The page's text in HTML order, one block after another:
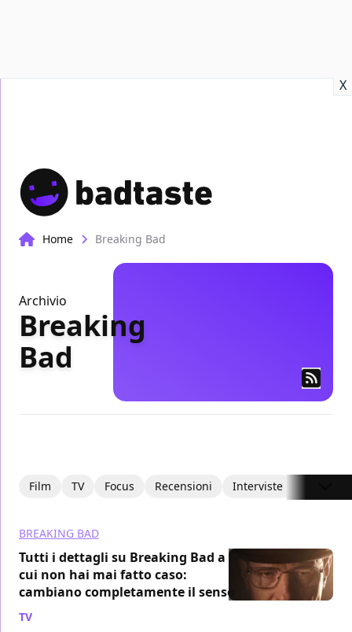
X
Home Breaking Bad
Archivio
Breaking
Bad
Film TV Focus Recensioni Interviste
BREAKING BAD
Tutti i dettagli su Breaking Bad a
cui non hai mai fatto caso:
cambiano completamente il senso
TV